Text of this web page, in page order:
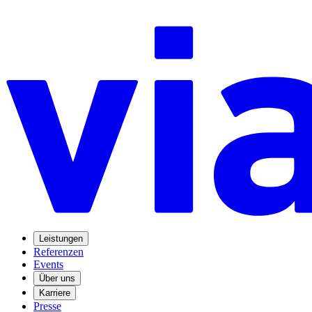
Leistungen
Referenzen
Events
Über uns
Karriere
Presse